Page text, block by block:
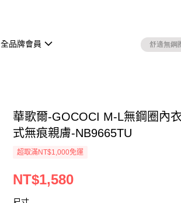
全品牌會員
華歌爾-GOCOCI M-L無鋼圈內
式無痕親膚-NB9665TU
超取滿NT$1,000免運
NT$1,580